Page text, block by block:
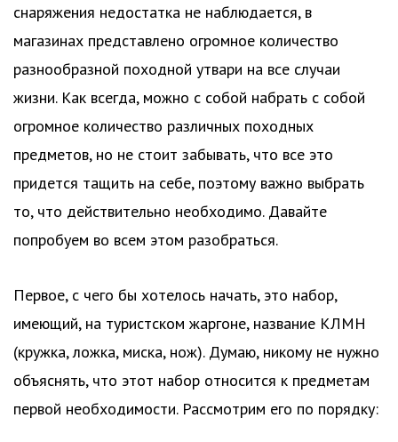
снаряжения недостатка не наблюдается, в
магазинах представлено огромное количество
разнообразной походной утвари на все случаи
жизни. Как всегда, можно с собой набрать с собой
огромное количество различных походных
предметов, но не стоит забывать, что все это
придется тащить на себе, поэтому важно выбрать
то, что действительно необходимо. Давайте
попробуем во всем этом разобраться.
Первое, с чего бы хотелось начать, это набор,
имеющий, на туристском жаргоне, название КЛМН
(кружка, ложка, миска, нож). Думаю, никому не нужно
объяснять, что этот набор относится к предметам
первой необходимости. Рассмотрим его по порядку: